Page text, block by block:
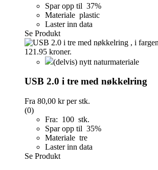
Spar opp til 37%
Materiale plastic
Laster inn data
Se Produkt
(delvis) nytt naturmateriale
USB 2.0 i tre med nøkkelring
Fra 80,00 krper stk.
(0)
Fra: 100 stk.
Spar opp til 35%
Materiale tre
Laster inn data
Se Produkt